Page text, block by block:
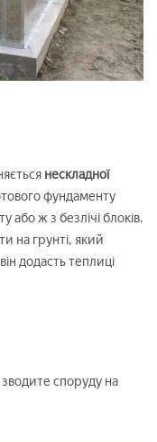
нескладної
фундаменту
або ж з безлічі блоків.
на грунті, який
додасть теплиці
споруду на